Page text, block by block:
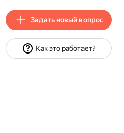
Задать новый вопрос
Как это работает?